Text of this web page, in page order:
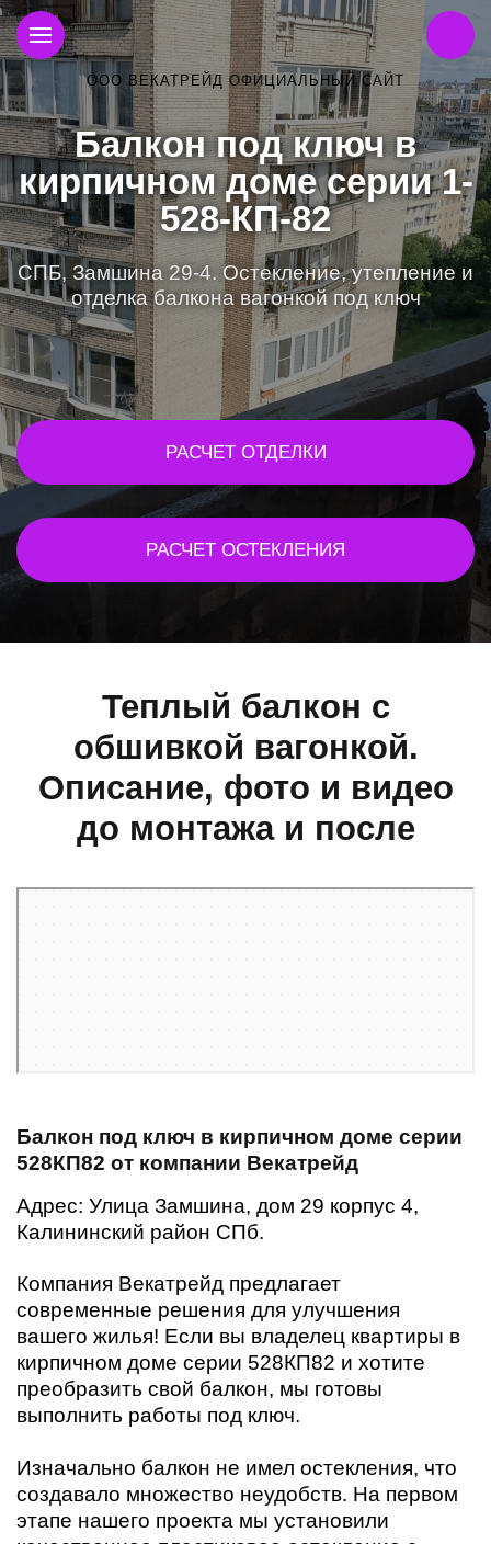
ООО ВЕКАТРЕЙД ОФИЦИАЛЬНЫЙ САЙТ
Балкон под ключ в
кирпичном доме серии 1-
528-КП-82
СПБ, Замшина 29-4. Остекление, утепление и
отделка балкона вагонкой под ключ
РАСЧЕТ ОТДЕЛКИ
РАСЧЕТ ОСТЕКЛЕНИЯ
Теплый балкон с
обшивкой вагонкой.
Описание, фото и видео
до монтажа и после
Балкон под ключ в кирпичном доме серии
528КП82 от компании Векатрейд
Адрес: Улица Замшина, дом 29 корпус 4,
Калининский район СПб.
Компания Векатрейд предлагает
современные решения для улучшения
вашего жилья! Если вы владелец квартиры в
кирпичном доме серии 528КП82 и хотите
преобразить свой балкон, мы готовы
выполнить работы под ключ.
Изначально балкон не имел остекления, что
создавало множество неудобств. На первом
этапе нашего проекта мы установили